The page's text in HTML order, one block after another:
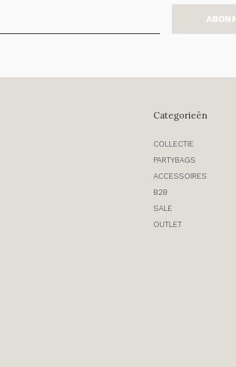
Categorieën
COLLECTIE
PARTYBAGS
ACCESSOIRES
B2B
SALE
OUTLET